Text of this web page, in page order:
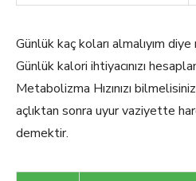
Günlük kaç koları almalıyım
Günlük kalori ihtiyacınızı
Metabolizma Hızınızı
açlıktan sonra uyur vaziyette
demektir.